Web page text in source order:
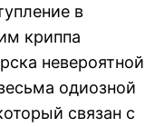
в
криппа
невероятной
одиозной
связан с